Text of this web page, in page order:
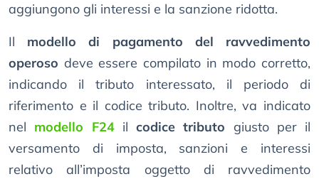
aggiungono gli interessi e la sanzione ridotta.
Il modello di pagamento del ravvedimento
operoso deve essere compilato in modo corretto,
indicando il tributo interessato, il periodo di
riferimento e il codice tributo. Inoltre, va indicato
nel modello F24il codice tributo giusto per il
versamento di imposta, sanzioni e interessi
relativo all’imposta oggetto di ravvedimento